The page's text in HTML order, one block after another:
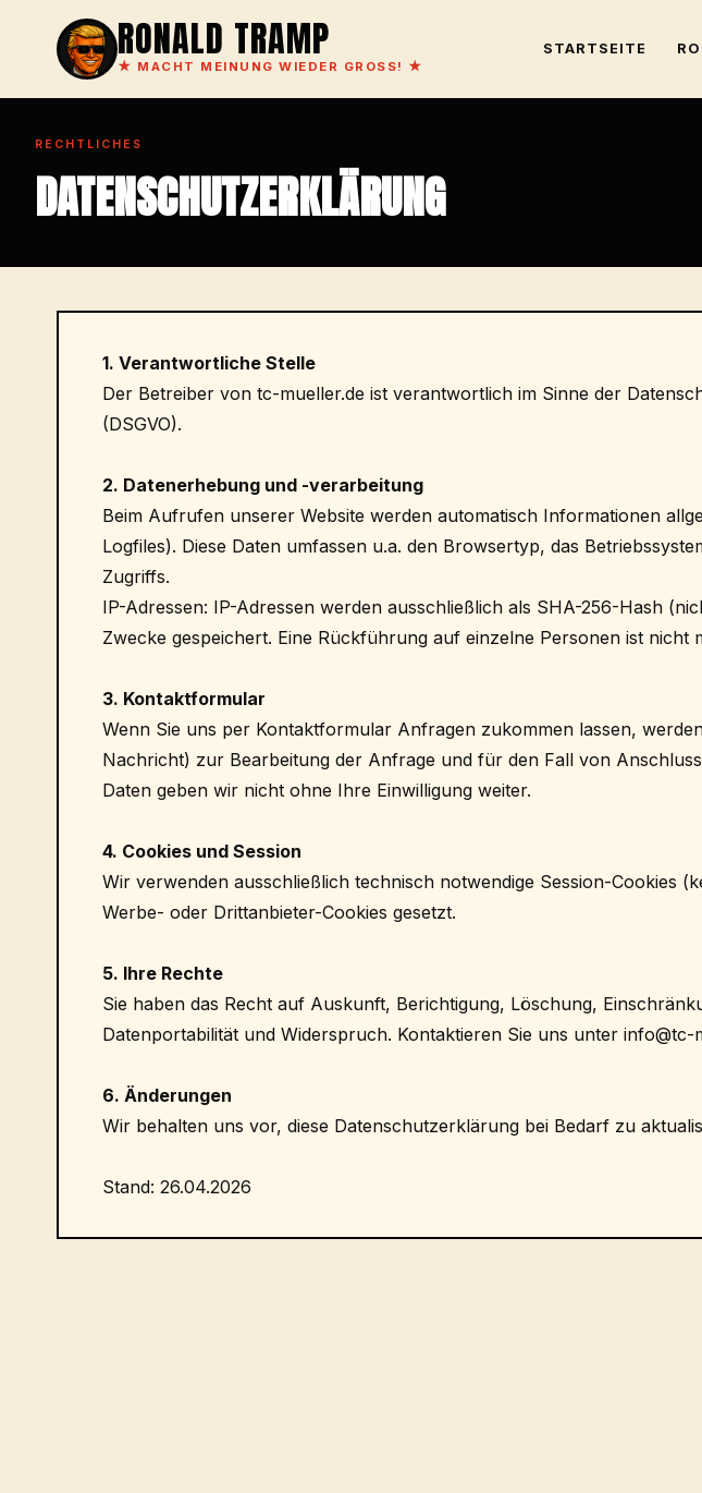
RONALD TRAMP
★ MACHT MEINUNG WIEDER GROSS! ★
STARTSEITE
RECHTLICHES
DATENSCHUTZ­ERKLÄRUNG
1. Verantwortliche Stelle
Der Betreiber von tc-mueller.de ist verantwortlich im Sinne der
(DSGVO).
2. Datenerhebung und -verarbeitung
Beim Aufrufen unserer Website werden automatisch Informationen
Logfiles). Diese Daten umfassen u.a. den Browsertyp, das
Zugriffs.
IP-Adressen: IP-Adressen werden ausschließlich als SHA-256-Hash
Zwecke gespeichert. Eine Rückführung auf einzelne Personen ist nicht
3. Kontaktformular
Wenn Sie uns per Kontaktformular Anfragen zukommen lassen,
Nachricht) zur Bearbeitung der Anfrage und für den Fall von
Daten geben wir nicht ohne Ihre Einwilligung weiter.
4. Cookies und Session
Wir verwenden ausschließlich technisch notwendige Session-Cookies
Werbe- oder Drittanbieter-Cookies gesetzt.
5. Ihre Rechte
Sie haben das Recht auf Auskunft, Berichtigung, Löschung,
Datenportabilität und Widerspruch. Kontaktieren Sie uns unter info@tc-
6. Änderungen
Wir behalten uns vor, diese Datenschutzerklärung bei Bedarf zu
Stand: 26.04.2026